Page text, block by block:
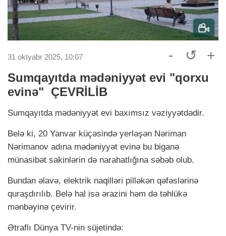
31 oktyabr 2025, 10:07 - ↺ +
Sumqayıtda mədəniyyət evi "qorxu
evinə" ÇEVRİLİB
Sumqayıtda mədəniyyət evi baxımsız vəziyyətdədir.
Belə ki, 20 Yanvar küçəsində yerləşən Nəriman
Nərimanov adına mədəniyyət evinə bu biganə
münasibət sakinlərin də narahatlığına səbəb olub.
Bundan əlavə, elektrik naqilləri pilləkən qəfəslərinə
quraşdırılıb. Belə hal isə ərazini həm də təhlükə
mənbəyinə çevirir.
Ətraflı Dünya TV-nin süjetində: